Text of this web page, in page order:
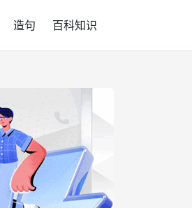
造句 百科知识